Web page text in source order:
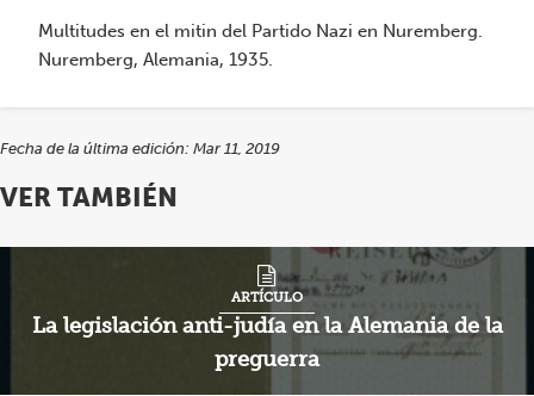
Nuremberg.
Multitudes en el mitin del Partido Nazi en Nuremberg.
Nuremberg, Alemania, 1935.
Fecha de la última edición: Mar 11, 2019
VER TAMBIÉN
La legislación anti-judía en la Alemania de la
preguerra
ARTÍCULO